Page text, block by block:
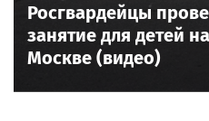
Росгвардейцы
занятие для детей
Москве (видео)